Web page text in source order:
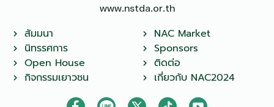
www.nstda.or.th
สัมมนา
นิทรรศการ
Open House
กิจกรรมเยาวชน
NAC Market
Sponsors
ติดต่อ
เกี่ยวกับ NAC2024